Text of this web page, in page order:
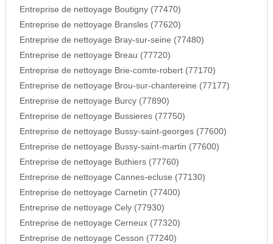
Entreprise de nettoyage Boutigny (77470)
Entreprise de nettoyage Bransles (77620)
Entreprise de nettoyage Bray-sur-seine (77480)
Entreprise de nettoyage Breau (77720)
Entreprise de nettoyage Brie-comte-robert (77170)
Entreprise de nettoyage Brou-sur-chantereine (77177)
Entreprise de nettoyage Burcy (77890)
Entreprise de nettoyage Bussieres (77750)
Entreprise de nettoyage Bussy-saint-georges (77600)
Entreprise de nettoyage Bussy-saint-martin (77600)
Entreprise de nettoyage Buthiers (77760)
Entreprise de nettoyage Cannes-ecluse (77130)
Entreprise de nettoyage Carnetin (77400)
Entreprise de nettoyage Cely (77930)
Entreprise de nettoyage Cerneux (77320)
Entreprise de nettoyage Cesson (77240)